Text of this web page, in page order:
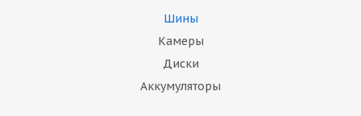
Шины
Камеры
Диски
Аккумуляторы